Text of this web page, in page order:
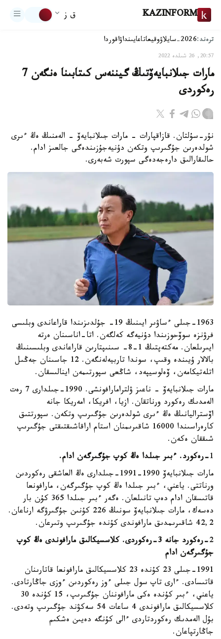
KAZINFORM ق ز
ترەند:2026-سايلاۋ وقيعاتاعايىنداۋاقوردا
20:57, 26 شىلدە 2022
مارات جىلانبايەۆتىڭ گيننەس كىتابىنا ەنگەن 7
رەكوردى
نۇر-سۇلتان. قازاقپارات - مارات جىلانبايەۆ - الەمنىڭ ەڭ ءىرى
شولدەرىن جۇگىرىپ وتكەن دۇنيەجۇزىندەگى جالعىز ادام.
حالىقارالىق دارەجەدەگى سپورت شەبەرى.
1963-جىلى ءساۋىر ايىنىڭ 19- جۇلدىزىندا قاراعاندى وبلىسى
فرۋنزە سوۆحوزىندا دۇنيەگە كەلگەن. اتا-اناسىنان ەرتە
ايىرىلعان. مەكتەپتىڭ 1-8- سىنىپتارىن قاراعاندى وبلىسىنىڭ
بالالار ۇيىندە وقىپ، سوندا تاربيەلەنگەن. 12 جاسىنان جەڭىل
اتلەتيكامەن، ۆەلوسيپەد، شاڭعى سپورتىمەن اينالىسقان.
مارات جىلانبايەۆ - ناعىز ۋلترامارافونشى. 1990-جىلدارى 7 رەت
الەمدىك رەكورد ورناتقان. ازيا، افريكا، امەريكا جانە
اۆستراليانىڭ ەڭ ءىرى شولدەرىن جۇگىرىپ وتكەن. سپورتتىق
كارەراسىندا 16000 شاقىرىمنان استام اراقاشىقتىقتى جۇگىرىپ
شىققان ەكەن.
1-رەكورد. ءبىر جىلدا ەڭ كوپ جۇگىرگەن ادام.
مارات جىلانبايەۆ 1990-1991-جىلدارى ەڭ العاشقى رەكوردىن
ورناتتى. ياعني، ءبىر جىلدا ەڭ كوپ جۇگىرگەن، مارافونعا
قاتىسقان ادام دەپ تانىلعان. ەگەر ءبىر جىلدا 365 كۇن بار
دەسەك، مارات جىلانبايەۆ سونىڭ 226 كۇنىن جۇگىرۋگە ارناعان.
42,2 شاقىرىمدىق مارافوندى كۇندە جۇگىرىپ وتىرعان.
2
-رەكورد جانە 3-رەكوردى. كلاسسيكالىق مارافوندى ەڭ كوپ
جۇگىرگەن ادام
1991-جىلى 23 كۇندە 23 كلاسسيكالىق مارافونعا قاتارىنان
قاتىسادى. ءارى تاپ سول جىلى ءوز رەكوردىن ءوزى جاڭارتادى.
ياعني، ءبىر كۇندە ەكى مارافوننان جۇگىرىپ، 15 كۇندە 30
كلاسسيكالىق مارافوندى 4 ساعات 54 سەكۋند جۇگىرىپ وتەدى.
بۇل الەمدىك رەكوردتاردى ءالى كۇنگە دەيىن ەشكىم
جاڭارتپاعان.